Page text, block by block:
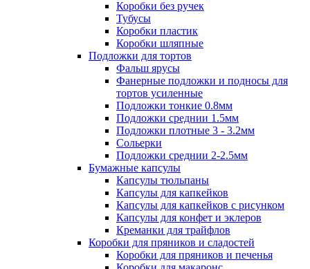
Коробки без ручек
Тубусы
Коробки пластик
Коробки шляпные
Подложки для тортов
Фальш ярусы
Фанерные подложки и подносы для
тортов усиленные
Подложки тонкие 0.8мм
Подложки среднии 1.5мм
Подложки плотные 3 - 3.2мм
Сольерки
Подложки среднии 2-2.5мм
Бумажные капсулы
Капсулы тюльпаны
Капсулы для капкейков
Капсулы для капкейков с рисунком
Капсулы для конфет и эклеров
Креманки для трайфлов
Коробки для пряников и сладостей
Коробки для пряников и печенья